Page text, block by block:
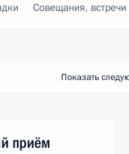
Совещания, встречи
Показать
приём